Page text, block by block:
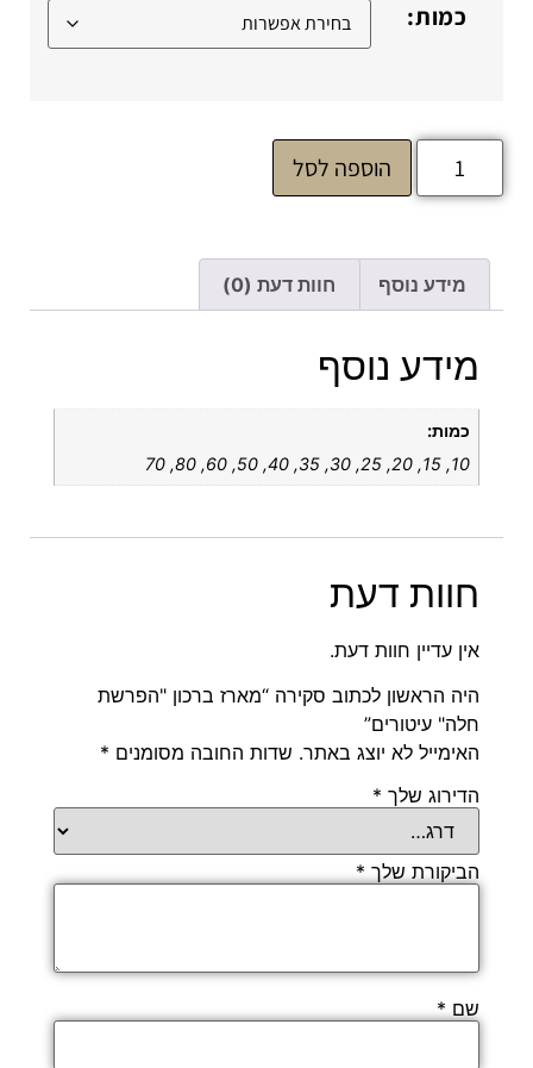
כמות:
הוספה לסל
מידע נוסף חוות דעת (0)
מידע נוסף
כמות:
10, 15, 20, 25, 30, 35, 40, 50, 60, 80, 70
חוות דעת
אין עדיין חוות דעת.
היה הראשון לכתוב סקירה “מארז ברכון "הפרשת
חלה" עיטורים”
האימייל לא יוצג באתר. שדות החובה מסומנים *
הדירוג שלך *
הביקורת שלך *
שם *